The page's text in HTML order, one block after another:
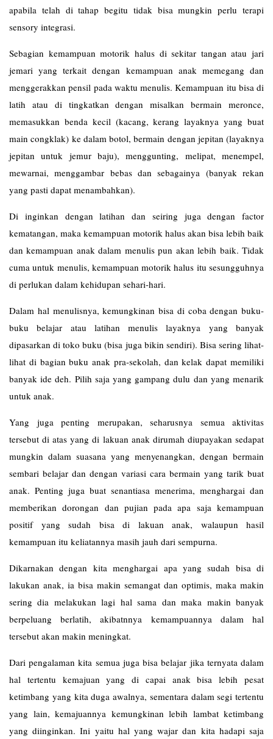
apabila telah di tahap begitu tidak bisa mungkin perlu terapi
sensory integrasi.
Sebagian kemampuan motorik halus di sekitar tangan atau jari
jemari yang terkait dengan kemampuan anak memegang dan
menggerakkan pensil pada waktu menulis. Kemampuan itu bisa di
latih atau di tingkatkan dengan misalkan bermain meronce,
memasukkan benda kecil (kacang, kerang layaknya yang buat
main congklak) ke dalam botol, bermain dengan jepitan (layaknya
jepitan untuk jemur baju), menggunting, melipat, menempel,
mewarnai, menggambar bebas dan sebagainya (banyak rekan
yang pasti dapat menambahkan).
Di inginkan dengan latihan dan seiring juga dengan factor
kematangan, maka kemampuan motorik halus akan bisa lebih baik
dan kemampuan anak dalam menulis pun akan lebih baik. Tidak
cuma untuk menulis, kemampuan motorik halus itu sesungguhnya
di perlukan dalam kehidupan sehari-hari.
Dalam hal menulisnya, kemungkinan bisa di coba dengan buku-
buku belajar atau latihan menulis layaknya yang banyak
dipasarkan di toko buku (bisa juga bikin sendiri). Bisa sering lihat-
lihat di bagian buku anak pra-sekolah, dan kelak dapat memiliki
banyak ide deh. Pilih saja yang gampang dulu dan yang menarik
untuk anak.
Yang juga penting merupakan, seharusnya semua aktivitas
tersebut di atas yang di lakuan anak dirumah diupayakan sedapat
mungkin dalam suasana yang menyenangkan, dengan bermain
sembari belajar dan dengan variasi cara bermain yang tarik buat
anak. Penting juga buat senantiasa menerima, menghargai dan
memberikan dorongan dan pujian pada apa saja kemampuan
positif yang sudah bisa di lakuan anak, walaupun hasil
kemampuan itu keliatannya masih jauh dari sempurna.
Dikarnakan dengan kita menghargai apa yang sudah bisa di
lakukan anak, ia bisa makin semangat dan optimis, maka makin
sering dia melakukan lagi hal sama dan maka makin banyak
berpeluang berlatih, akibatnnya kemampuannya dalam hal
tersebut akan makin meningkat.
Dari pengalaman kita semua juga bisa belajar jika ternyata dalam
hal tertentu kemajuan yang di capai anak bisa lebih pesat
ketimbang yang kita duga awalnya, sementara dalam segi tertentu
yang lain, kemajuannya kemungkinan lebih lambat ketimbang
yang diinginkan. Ini yaitu hal yang wajar dan kita hadapi saja